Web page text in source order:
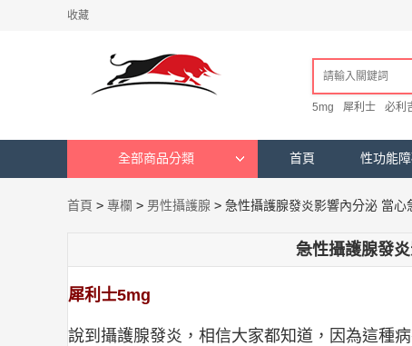
收藏
5mg 犀利士 必利
全部商品分類 首頁 性功能
首頁 > 專欄 > 男性攝護腺 > 急性攝護腺發炎影響內分泌 當心
急性攝護腺發
犀利士5mg
說到攝護腺發炎，相信大家都知道，因為這種